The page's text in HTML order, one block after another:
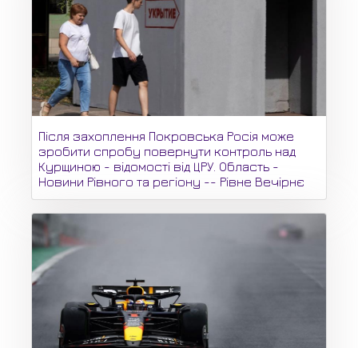
Після захоплення Покровська Росія може
зробити спробу повернути контроль над
Курщиною - відомості від ЦРУ. Область -
Новини Рівного та регіону -- Рівне Вечірнє